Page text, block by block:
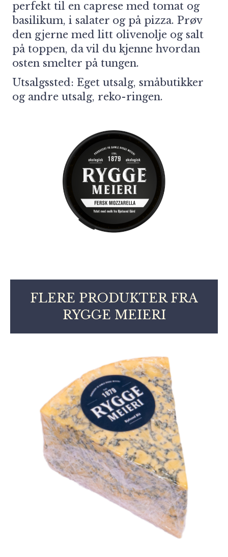
perfekt til en caprese med tomat og
basilikum, i salater og på pizza. Prøv
den gjerne med litt olivenolje og salt
på toppen, da vil du kjenne hvordan
osten smelter på tungen.
Utsalgssted: Eget utsalg, småbutikker
og andre utsalg, reko-ringen.
FLERE PRODUKTER FRA
RYGGE MEIERI